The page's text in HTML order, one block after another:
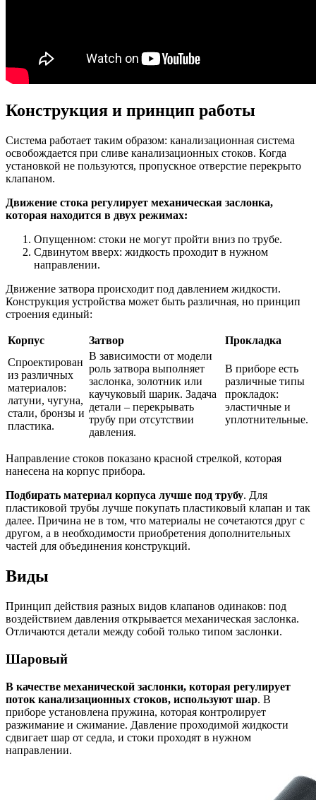
Конструкция и принцип работы
Система работает таким образом: канализационная система
освобождается при сливе канализационных стоков. Когда
установкой не пользуются, пропускное отверстие перекрыто
клапаном.
Движение стока регулирует механическая заслонка,
которая находится в двух режимах:
Опущенном: стоки не могут пройти вниз по трубе.
Сдвинутом вверх: жидкость проходит в нужном
направлении.
Движение затвора происходит под давлением жидкости.
Конструкция устройства может быть различная, но принцип
строения единый:
Корпус Затвор
Прокладка
Спроектирован
из различных
материалов:
латуни, чугуна,
стали, бронзы и
пластика.
В зависимости от модели
роль затвора выполняет
заслонка, золотник или
каучуковый шарик. Задача
детали – перекрывать
трубу при отсутствии
давления.
В приборе есть
различные типы
прокладок:
эластичные и
уплотнительные.
Направление стоков показано красной стрелкой, которая
нанесена на корпус прибора.
Подбирать материал корпуса лучше под трубу. Для
пластиковой трубы лучше покупать пластиковый клапан и так
далее. Причина не в том, что материалы не сочетаются друг с
другом, а в необходимости приобретения дополнительных
частей для объединения конструкций.
Виды
Принцип действия разных видов клапанов одинаков: под
воздействием давления открывается механическая заслонка.
Отличаются детали между собой только типом заслонки.
Шаровый
В качестве механической заслонки, которая регулирует
поток канализационных стоков, используют шар. В
приборе установлена пружина, которая контролирует
разжимание и сжимание. Давление проходимой жидкости
сдвигает шар от седла, и стоки проходят в нужном
направлении.